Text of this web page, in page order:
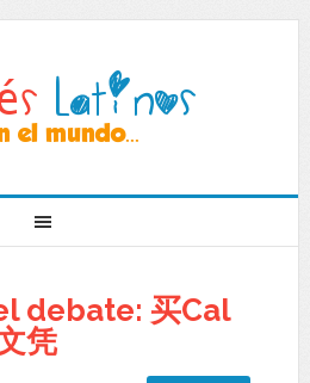
debate: 买Cal
凭